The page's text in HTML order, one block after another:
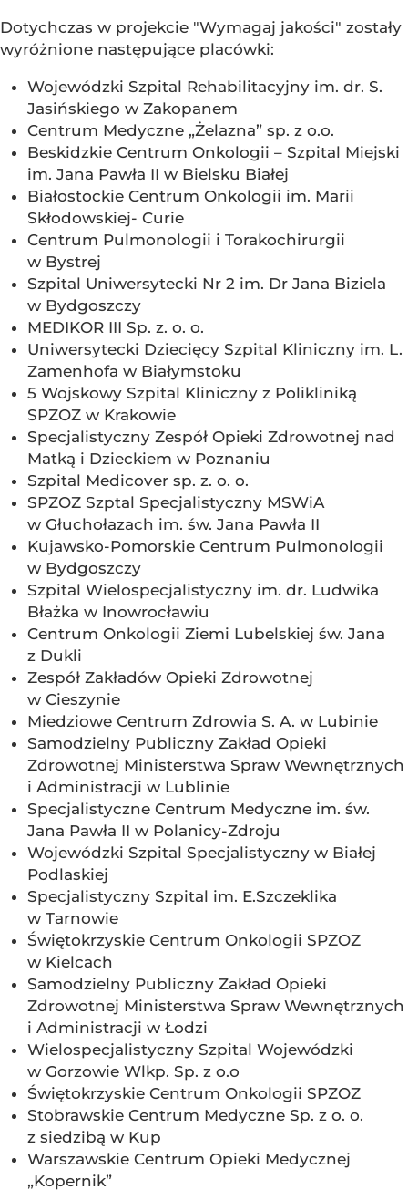
Dotychczas w projekcie "Wymagaj jakości" zostały
wyróżnione następujące placówki:
Wojewódzki Szpital Rehabilitacyjny im. dr. S.
Jasińskiego w Zakopanem
Centrum Medyczne „Żelazna” sp. z o.o.
Beskidzkie Centrum Onkologii – Szpital Miejski
im. Jana Pawła II w Bielsku Białej
Białostockie Centrum Onkologii im. Marii
Skłodowskiej- Curie
Centrum Pulmonologii i Torakochirurgii
w Bystrej
Szpital Uniwersytecki Nr 2 im. Dr Jana Biziela
w Bydgoszczy
MEDIKOR III Sp. z. o. o.
Uniwersytecki Dziecięcy Szpital Kliniczny im. L.
Zamenhofa w Białymstoku
5 Wojskowy Szpital Kliniczny z Polikliniką
SPZOZ w Krakowie
Specjalistyczny Zespół Opieki Zdrowotnej nad
Matką i Dzieckiem w Poznaniu
Szpital Medicover sp. z. o. o.
SPZOZ Szptal Specjalistyczny MSWiA
w Głuchołazach im. św. Jana Pawła II
Kujawsko-Pomorskie Centrum Pulmonologii
w Bydgoszczy
Szpital Wielospecjalistyczny im. dr. Ludwika
Błażka w Inowrocławiu
Centrum Onkologii Ziemi Lubelskiej św. Jana
z Dukli
Zespół Zakładów Opieki Zdrowotnej
w Cieszynie
Miedziowe Centrum Zdrowia S. A. w Lubinie
Samodzielny Publiczny Zakład Opieki
Zdrowotnej Ministerstwa Spraw Wewnętrznych
i Administracji w Lublinie
Specjalistyczne Centrum Medyczne im. św.
Jana Pawła II w Polanicy-Zdroju
Wojewódzki Szpital Specjalistyczny w Białej
Podlaskiej
Specjalistyczny Szpital im. E.Szczeklika
w Tarnowie
Świętokrzyskie Centrum Onkologii SPZOZ
w Kielcach
Samodzielny Publiczny Zakład Opieki
Zdrowotnej Ministerstwa Spraw Wewnętrznych
i Administracji w Łodzi
Wielospecjalistyczny Szpital Wojewódzki
w Gorzowie Wlkp. Sp. z o.o
Świętokrzyskie Centrum Onkologii SPZOZ
Stobrawskie Centrum Medyczne Sp. z o. o.
z siedzibą w Kup
Warszawskie Centrum Opieki Medycznej
„Kopernik”